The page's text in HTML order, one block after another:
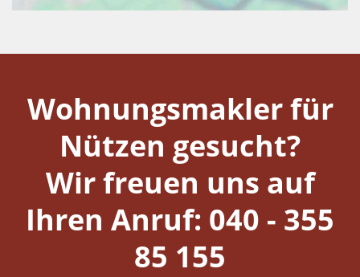
Wohnungsmakler für
Nützen gesucht?
Wir freuen uns auf
Ihren Anruf: 040 - 355
85 155